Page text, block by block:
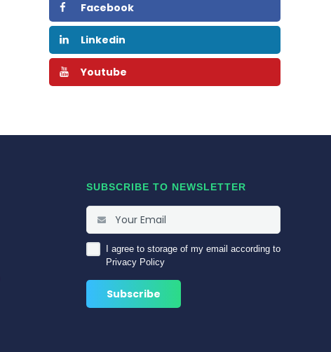
Facebook
Linkedin
Youtube
SUBSCRIBE TO NEWSLETTER
I agree to storage of my email according to
Privacy Policy